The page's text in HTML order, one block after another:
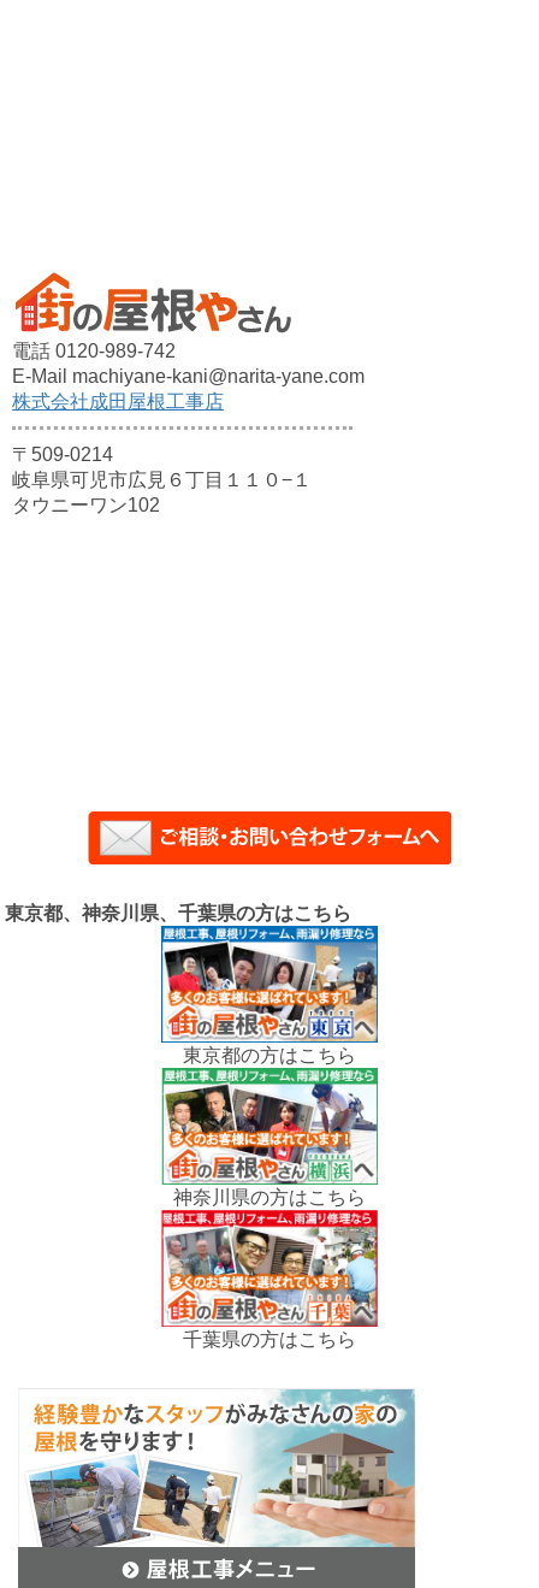
電話 0120-989-742
E-Mail machiyane-kani@narita-yane.com
株式会社成田屋根工事店
〒509-0214
岐阜県可児市広見６丁目１１０−１
タウニーワン102
東京都、神奈川県、千葉県の方はこちら
東京都の方はこちら
神奈川県の方はこちら
千葉県の方はこちら